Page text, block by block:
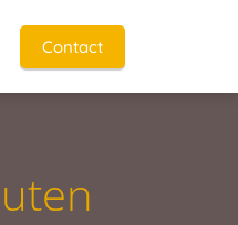
Contact
uten